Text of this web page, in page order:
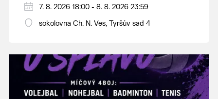
PÁTEK 7. srpna
18:00 - ruční stavění máje
14:00 - krojový průvod pro stárky od
hostince “U Buvola”
16:00 - odpolední zábava na sokolovně
21:00 - večerní zábava
7. 8. 2026 18:00 - 8. 8. 2026 23:59
sokolovna Ch. N. Ves, Tyršův sad 4